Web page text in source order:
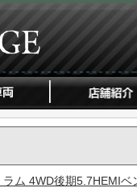
ム 4WD後期5.7HEMIベ